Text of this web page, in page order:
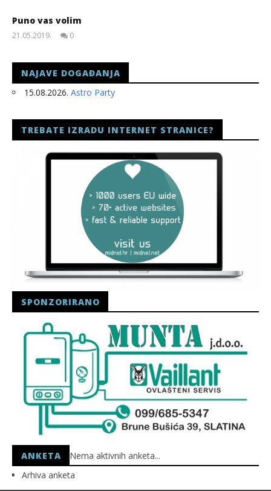
Puno vas volim
21.05.2019.
0
NAJAVE DOGAĐANJA
15.08.2026. Astro Party
TREBATE IZRADU INTERNET STRANICE?
SPONZORIRANO
ANKETA
Nema aktivnih anketa...
Arhiva anketa